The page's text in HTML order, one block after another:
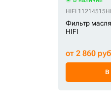
HIFI 11214515
Фильтр
HIFI
от 2 860 руб
В